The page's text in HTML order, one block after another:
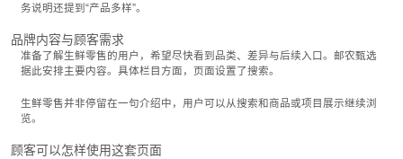
务说明还提到“产品多样”。
品牌内容与顾客需求
准备了解生鲜零售的用户，希望尽快看到品类、差异与后续入口。邮农甄选
据此安排主要内容。具体栏目方面，页面设置了搜索。
生鲜零售并非停留在一句介绍中，用户可以从搜索和商品或项目展示继续浏
览。
顾客可以怎样使用这套页面